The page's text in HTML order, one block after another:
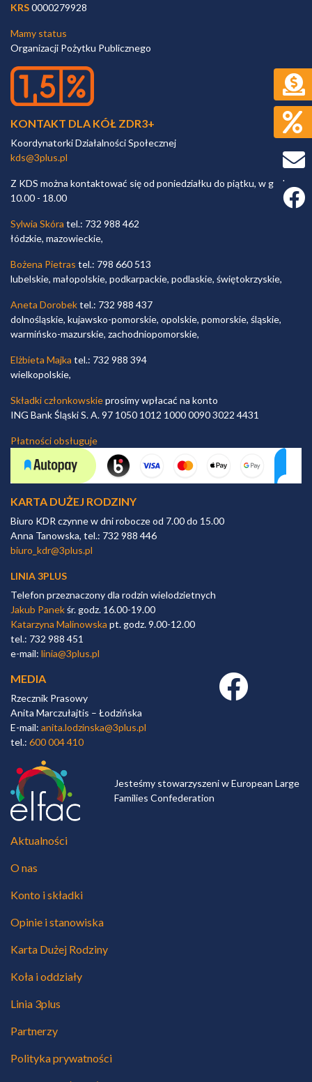
KRS0000279928
Mamy status
Organizacji Pożytku Publicznego
KONTAKT DLA KÓŁ ZDR3+
Koordynatorki Działalności Społecznej
kds@3plus.pl
Z KDS można kontaktować się od poniedziałku do piątku, w godz.
10.00 - 18.00
Sylwia Skóra tel.: 732 988 462
łódzkie, mazowieckie,
Bożena Pietras tel.: 798 660 513
lubelskie, małopolskie, podkarpackie, podlaskie, świętokrzyskie,
Aneta Dorobektel.: 732 988 437
dolnośląskie, kujawsko-pomorskie, opolskie, pomorskie, śląskie,
warmińsko-mazurskie, zachodniopomorskie,
Elżbieta Majka tel.: 732 988 394
wielkopolskie,
Składki członkowskieprosimy wpłacać na konto
ING Bank Śląski S. A. 97 1050 1012 1000 0090 3022 4431
Płatności obsługuje
KARTA DUŻEJ RODZINY
Biuro KDR czynne w dni robocze od 7.00 do 15.00
Anna Tanowska, tel.: 732 988 446
biuro_kdr@3plus.pl
LINIA 3PLUS
Telefon przeznaczony dla rodzin wielodzietnych
Jakub Panekśr. godz. 16.00-19.00
Katarzyna Malinowska pt. godz. 9.00-12.00
tel.: 732 988 451
e-mail: linia@3plus.pl
MEDIA
Rzecznik Prasowy
Anita Marczułajtis – Łodzińska
E-mail: anita.lodzinska@3plus.pl
tel.: 600 004 410
Facebook link
Jesteśmy stowarzyszeni w European Large
Families Confederation
Aktualności
O nas
Konto i składki
Opinie i stanowiska
Karta Dużej Rodziny
Koła i oddziały
Linia 3plus
Partnerzy
Polityka prywatności